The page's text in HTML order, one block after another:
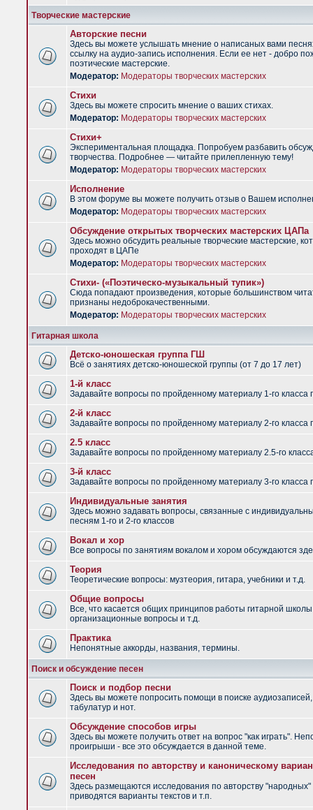
Творческие мастерские
Авторские песни
Здесь вы можете услышать мнение о написаных вами
ссылку на аудио-запись исполнения. Если ее нет - добро
поэтические мастерские.
Модератор: Модераторы творческих мастерских
Стихи
Здесь вы можете спросить мнение о ваших стихах.
Модератор: Модераторы творческих мастерских
Стихи+
Экспериментальная площадка. Попробуем разбавить
творчества. Подробнее — читайте прилепленную тему!
Модератор: Модераторы творческих мастерских
Исполнение
В этом форуме вы можете получить отзыв о Вашем
Модератор: Модераторы творческих мастерских
Обсуждение открытых творческих мастерских ЦАПа
Здесь можно обсудить реальные творческие мастерские,
проходят в ЦАПе
Модератор: Модераторы творческих мастерских
Стихи- («Поэтическо-музыкальный тупик»)
Сюда попадают произведения, которые большинством
признаны недоброкачественными.
Модератор: Модераторы творческих мастерских
Гитарная школа
Детско-юношеская группа ГШ
Всё о занятиях детско-юношеской группы (от 7 до 17 лет)
1-й класс
Задавайте вопросы по пройденному материалу 1-го класса
2-й класс
Задавайте вопросы по пройденному материалу 2-го класса
2.5 класс
Задавайте вопросы по пройденному материалу 2.5-го
3-й класс
Задавайте вопросы по пройденному материалу 3-го класса
Индивидуальные занятия
Здесь можно задавать вопросы, связанные с
песням 1-го и 2-го классов
Вокал и хор
Все вопросы по занятиям вокалом и хором обсуждаются
Теория
Теоретические вопросы: музтеория, гитара, учебники и т.д.
Общие вопросы
Все, что касается общих принципов работы гитарной
организационные вопросы и т.д.
Практика
Непонятные аккорды, названия, термины.
Поиск и обсуждение песен
Поиск и подбор песни
Здесь вы можете попросить помощи в поиске аудиозаписей,
табулатур и нот.
Обсуждение способов игры
Здесь вы можете получить ответ на вопрос "как играть".
проигрыши - все это обсуждается в данной теме.
Исследования по авторству и каноническому
песен
Здесь размещаются исследования по авторству "народных"
приводятся варианты текстов и т.п.